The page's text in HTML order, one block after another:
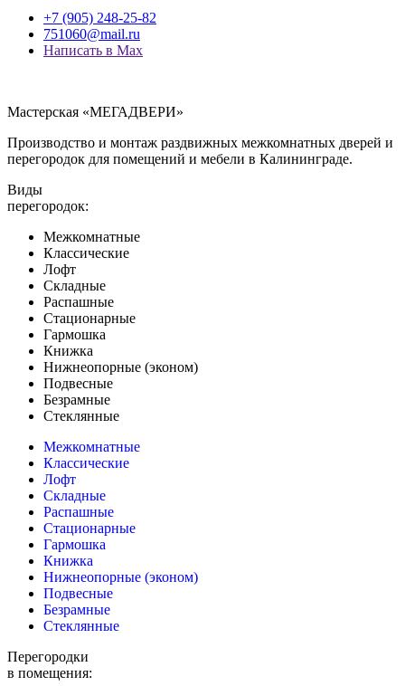
+7 (905) 248-25-82
751060@mail.ru
Написать в Max
Мастерская «МЕГАДВЕРИ»
Производство и монтаж раздвижных межкомнатных дверей и
перегородок для помещений и мебели в Калининграде.
Виды
перегородок:
Межкомнатные
Классические
Лофт
Складные
Распашные
Стационарные
Гармошка
Книжка
Нижнеопорные (эконом)
Подвесные
Безрамные
Стеклянные
Межкомнатные
Классические
Лофт
Складные
Распашные
Стационарные
Гармошка
Книжка
Нижнеопорные (эконом)
Подвесные
Безрамные
Стеклянные
Перегородки
в помещения: